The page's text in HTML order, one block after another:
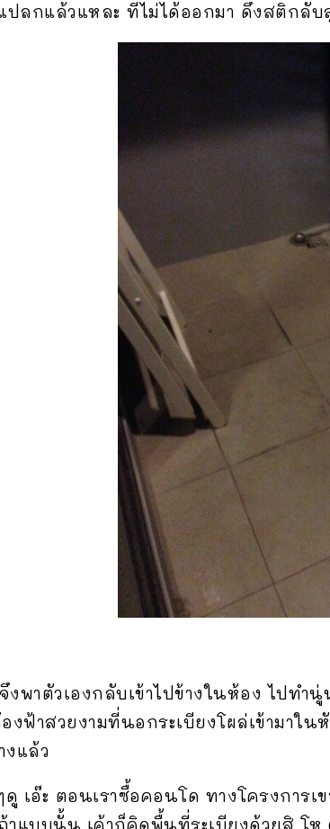
ปลกแล้วแหละ ที่ไม่ได้ออกมา ดึงสติกลับ
จึงพาตัวเองกลับเข้าไปข้างในห้อง ไป
งฟ้าสวยงามที่นอกระเบียงโผล่เข้ามาใน
งแล้ว
ดู เอ๊ะ ตอนเราซื้อคอนโด ทางโครงการ